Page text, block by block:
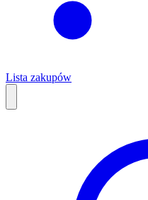
Lista zakupów